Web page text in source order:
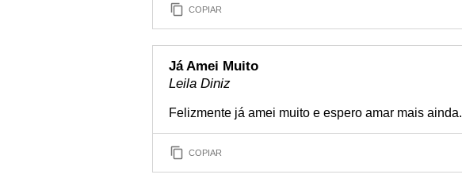
COPIAR
Já Amei Muito
Leila Diniz
Felizmente já amei muito e espero amar mais ainda.
COPIAR